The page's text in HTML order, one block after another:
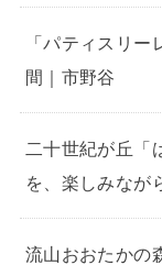
「パティスリ
間｜市野谷
二十世紀が丘「
を、楽しみなが
流山おおたかの